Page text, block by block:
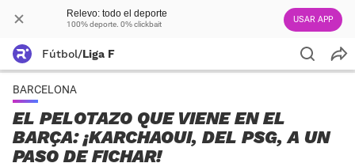
Relevo: todo el deporte
100% deporte. 0% clickbait USAR APP
Fútbol/Liga F
BARCELONA
EL PELOTAZO QUE VIENE EN EL
BARÇA: ¡KARCHAOUI, DEL PSG, A UN
PASO DE FICHAR!